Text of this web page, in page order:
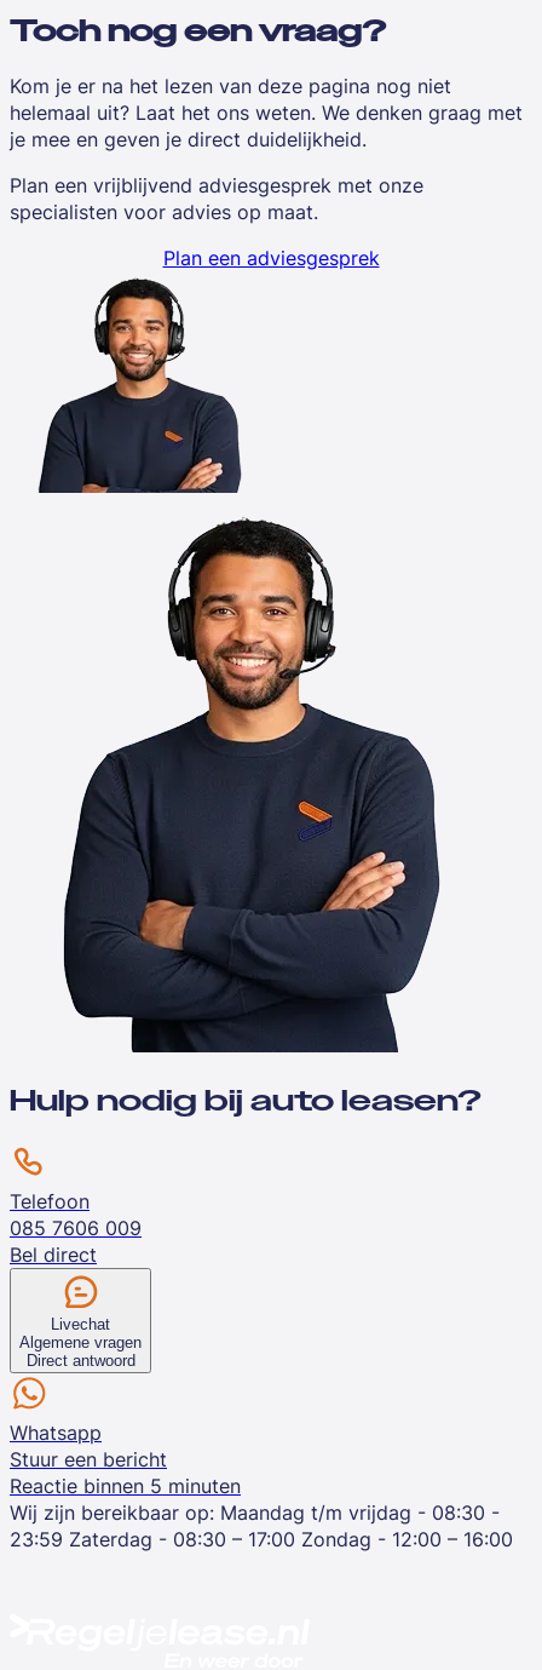
Toch nog een vraag?
Kom je er na het lezen van deze pagina nog niet
helemaal uit? Laat het ons weten. We denken graag met
je mee en geven je direct duidelijkheid.
Plan een vrijblijvend adviesgesprek met onze
specialisten voor advies op maat.
Plan een adviesgesprek
Hulp nodig bij auto leasen?
Telefoon
085 7606 009
Bel direct
Livechat
Algemene vragen
Direct antwoord
Whatsapp
Stuur een bericht
Reactie binnen 5 minuten
Wij zijn bereikbaar op: Maandag t/m vrijdag - 08:30 -
23:59 Zaterdag - 08:30 – 17:00 Zondag - 12:00 – 16:00